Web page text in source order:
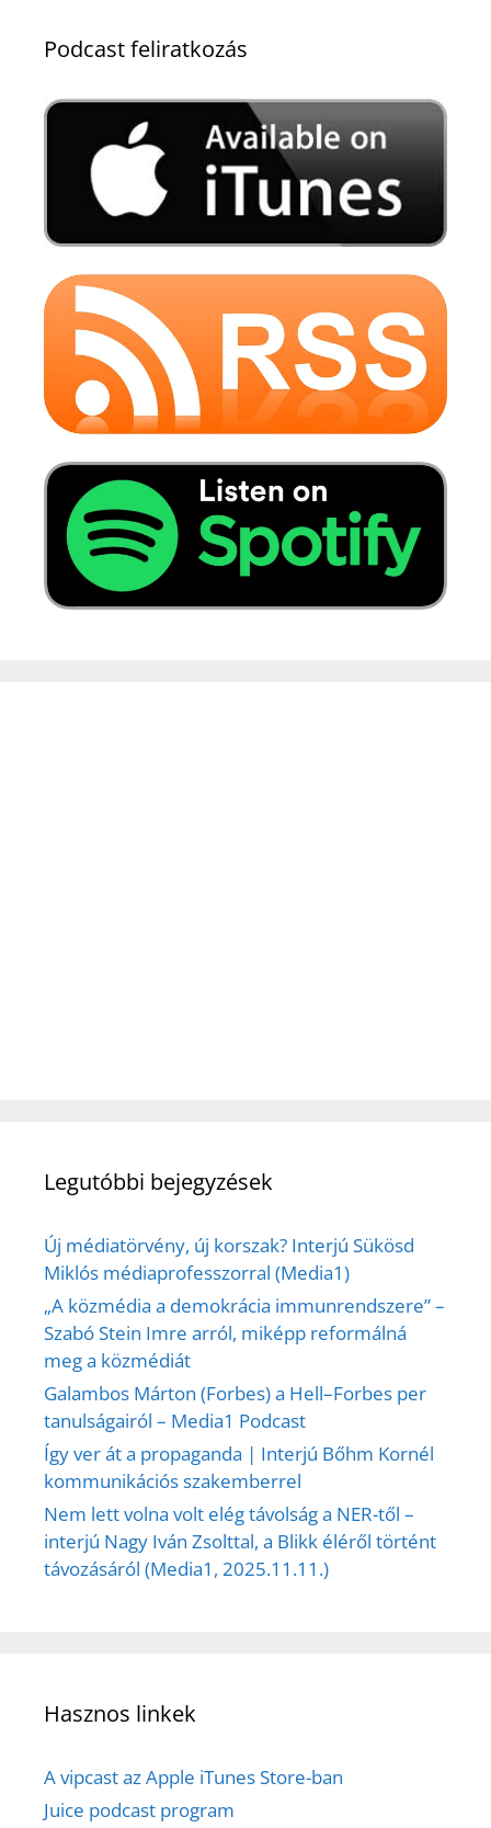
Podcast feliratkozás
Legutóbbi bejegyzések
Új médiatörvény, új korszak? Interjú Sükösd
Miklós médiaprofesszorral (Media1)
„A közmédia a demokrácia immunrendszere” –
Szabó Stein Imre arról, miképp reformálná
meg a közmédiát
Galambos Márton (Forbes) a Hell–Forbes per
tanulságairól – Media1 Podcast
Így ver át a propaganda | Interjú Bőhm Kornél
kommunikációs szakemberrel
Nem lett volna volt elég távolság a NER-től –
interjú Nagy Iván Zsolttal, a Blikk éléről történt
távozásáról (Media1, 2025.11.11.)
Hasznos linkek
A vipcast az Apple iTunes Store-ban
Juice podcast program